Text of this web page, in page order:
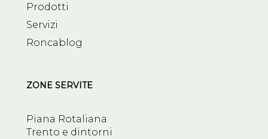
Prodotti
Servizi
Roncablog
ZONE SERVITE
Piana Rotaliana
Trento e dintorni